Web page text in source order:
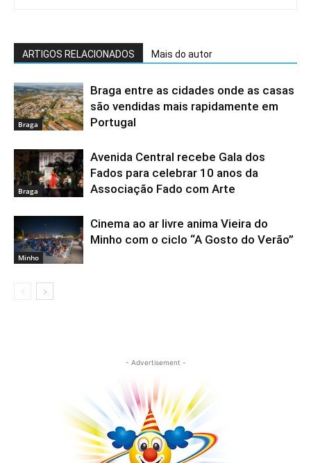
ARTIGOS RELACIONADOS Mais do autor
Braga
Braga entre as cidades onde as casas
são vendidas mais rapidamente em
Portugal
Braga
Avenida Central recebe Gala dos
Fados para celebrar 10 anos da
Associação Fado com Arte
Minho
Cinema ao ar livre anima Vieira do
Minho com o ciclo “A Gosto do Verão”
- Advertisement -